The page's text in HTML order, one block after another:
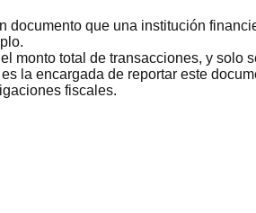
documento que una institución
monto total de transacciones, y solo
la encargada de reportar este
fiscales.